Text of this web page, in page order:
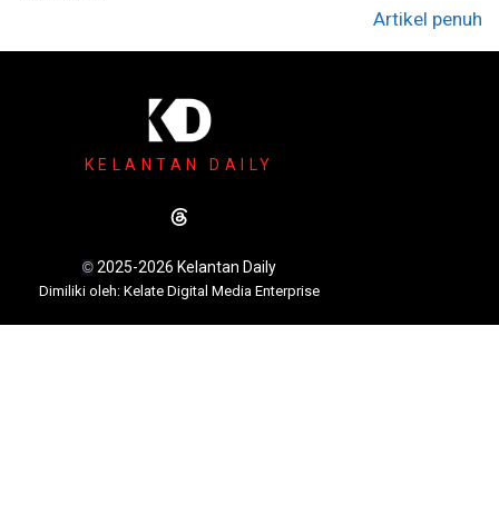
Artikel penuh
KELANTAN DAILY
© 2025-2026 Kelantan Daily
Dimiliki oleh: Kelate Digital Media Enterprise